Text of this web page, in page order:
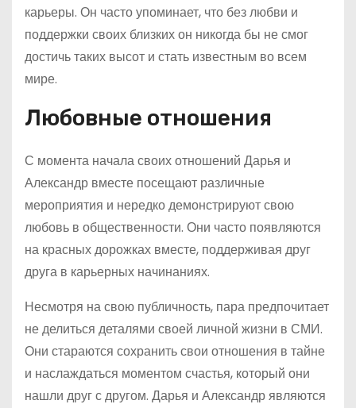
карьеры. Он часто упоминает, что без любви и
поддержки своих близких он никогда бы не смог
достичь таких высот и стать известным во всем
мире.
Любовные отношения
С момента начала своих отношений Дарья и
Александр вместе посещают различные
мероприятия и нередко демонстрируют свою
любовь в общественности. Они часто появляются
на красных дорожках вместе, поддерживая друг
друга в карьерных начинаниях.
Несмотря на свою публичность, пара предпочитает
не делиться деталями своей личной жизни в СМИ.
Они стараются сохранить свои отношения в тайне
и наслаждаться моментом счастья, который они
нашли друг с другом. Дарья и Александр являются